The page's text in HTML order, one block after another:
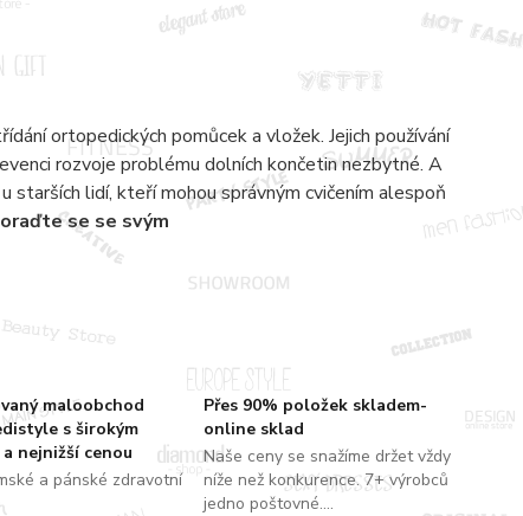
maloobchod
s širokým
nejnižší cenou
a pánské zdravotní
Přes 90% položek skladem-
online sklad
Naše ceny se snažíme držet vždy
níže než konkurence. 7+ výrobců
jedno poštovné....
ortopedických pomůcek a vložek. Jejich používání
rozvoje problému dolních končetin nezbytné. A
starších lidí, kteří mohou správným cvičením alespoň
se se svým